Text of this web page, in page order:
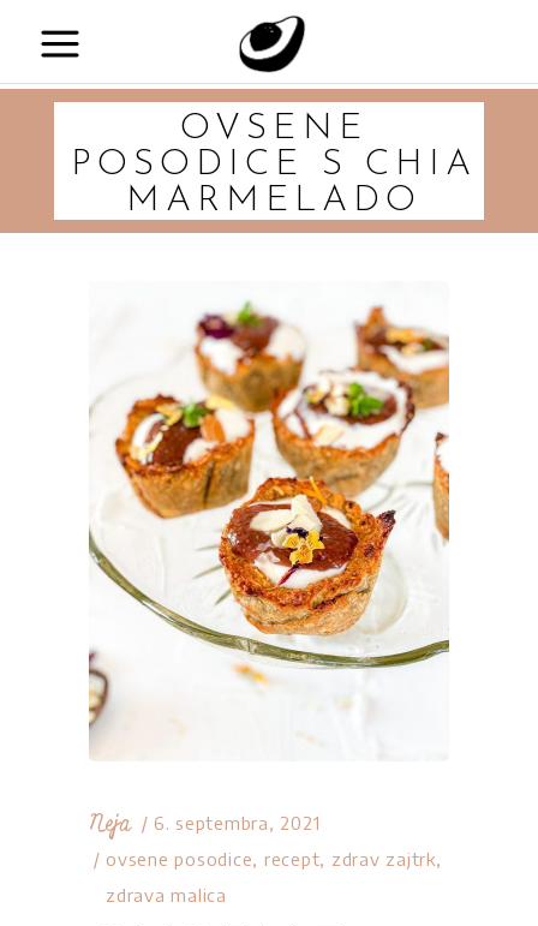
OVSENE
POSODICE S CHIA
MARMELADO
Neja
6. septembra, 2021
ovsene posodice, recept, zdrav zajtrk,
zdrava malica